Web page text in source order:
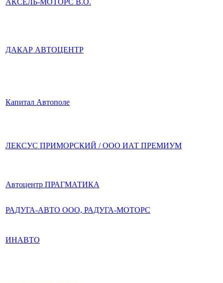
АКСЕЛЬ-МОТОРС В.О.
ДАКАР АВТОЦЕНТР
Капитал Автополе
ЛЕКСУС ПРИМОРСКИЙ / ООО ИАТ ПРЕМИУМ
Автоцентр ПРАГМАТИКА
РАДУГА-АВТО ООО, РАДУГА-МОТОРС
ИНАВТО